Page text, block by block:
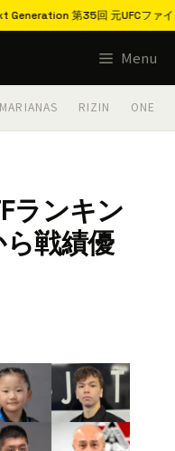
元UFCファイター・弘中邦佳
Menu
MARIANAS RIZIN ONE
ランキン
戦績優